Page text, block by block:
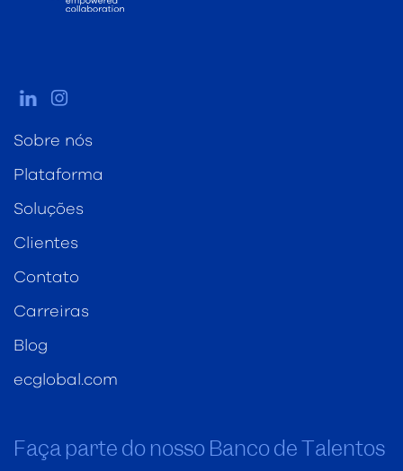
Sobre nós
Plataforma
Soluções
Clientes
Contato
Carreiras
Blog
ecglobal.com
Faça parte do nosso Banco de Talentos